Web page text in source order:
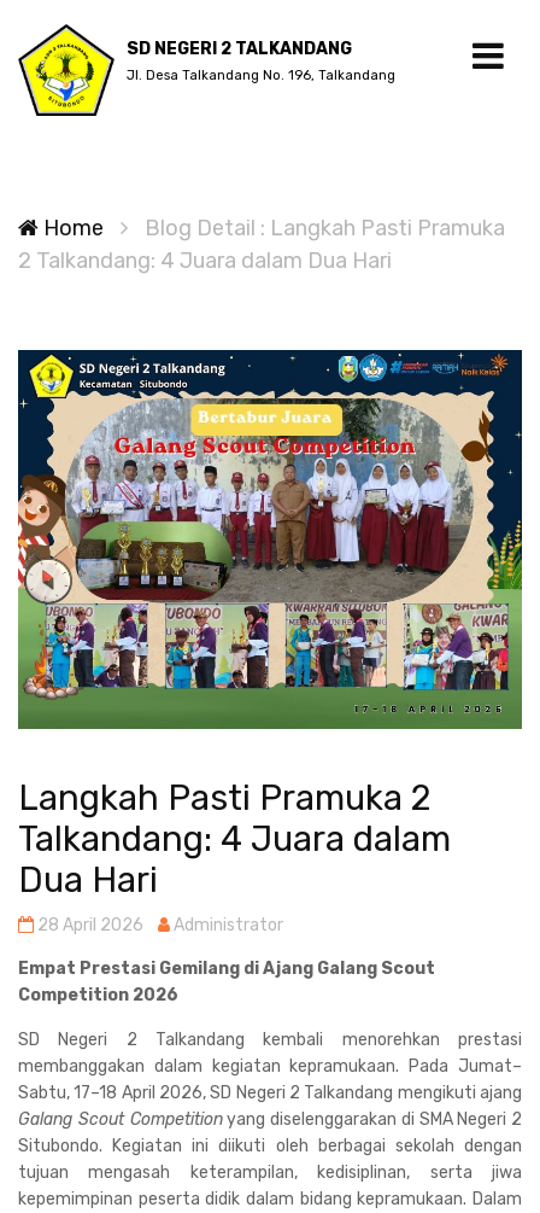
SD NEGERI 2 TALKANDANG
Jl. Desa Talkandang No. 196, Talkandang
Home
Blog Detail : Langkah Pasti Pramuka
2 Talkandang: 4 Juara dalam Dua Hari
Langkah Pasti Pramuka 2
Talkandang: 4 Juara dalam
Dua Hari
28 April 2026 Administrator
Empat Prestasi Gemilang di Ajang Galang Scout
Competition 2026
SD Negeri 2 Talkandang kembali menorehkan prestasi
membanggakan dalam kegiatan kepramukaan. Pada Jumat–
Sabtu, 17–18 April 2026, SD Negeri 2 Talkandang mengikuti ajang
Galang Scout Competitionyang diselenggarakan di SMA Negeri 2
Situbondo. Kegiatan ini diikuti oleh berbagai sekolah dengan
tujuan mengasah keterampilan, kedisiplinan, serta jiwa
kepemimpinan peserta didik dalam bidang kepramukaan. Dalam